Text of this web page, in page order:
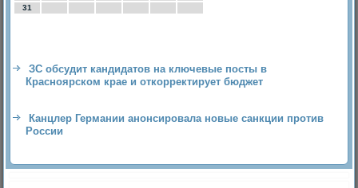
31
ЗС обсудит кандидатов на ключевые посты в
Красноярском крае и откорректирует бюджет
Канцлер Германии анонсировала новые санкции против
России